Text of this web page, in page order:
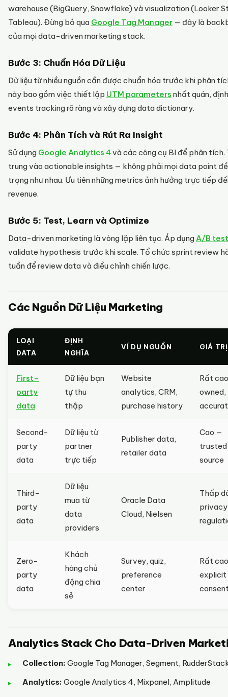
warehouse (BigQuery, Snowflake) và visualization (Looker
Tableau). Đừng bỏ qua Google Tag Manager — đây là
của mọi data-driven marketing stack.
Bước 3: Chuẩn Hóa Dữ Liệu
Dữ liệu từ nhiều nguồn cần được chuẩn hóa trước khi phân
này bao gồm việc thiết lập UTM parameters nhất quán,
events tracking rõ ràng và xây dựng data dictionary.
Bước 4: Phân Tích và Rút Ra Insight
Sử dụng Google Analytics 4và các công cụ BI để phân tích.
trung vào actionable insights — không phải mọi data point
trọng như nhau. Ưu tiên những metrics ảnh hưởng trực tiếp
revenue.
Bước 5: Test, Learn và Optimize
Data-driven marketing là vòng lặp liên tục. Áp dụngA/B
validate hypothesis trước khi scale. Tổ chức sprint review
tuần để review data và điều chỉnh chiến lược.
Các Nguồn Dữ Liệu Marketing
LOẠI
DATA
ĐỊNH
NGHĨA
VÍ DỤ NGUỒN GIÁ TRỊ
First-
party
data
Dữ liệu bạn
tự thu
thập
Website
analytics, CRM,
purchase history
Rất
owned,
Second-
party
data
Dữ liệu từ
partner
trực tiếp
Publisher data,
retailer data
Cao —
trusted
source
Third-
party
data
Dữ liệu
mua từ
data
providers
Oracle Data
Cloud, Nielsen
Thấp
privacy
Zero-
party
data
Khách
hàng chủ
động chia
sẻ
Survey, quiz,
preference
center
Rất
explicit
Analytics Stack Cho Data-Driven
Collection: Google Tag Manager, Segment,
Analytics: Google Analytics 4, Mixpanel, Amplitude